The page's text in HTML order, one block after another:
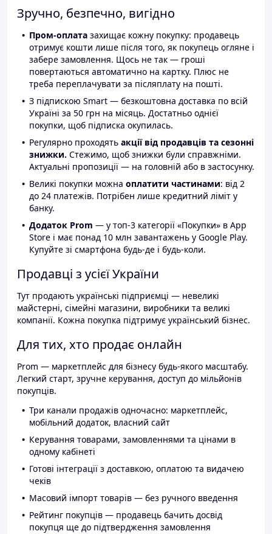
Зручно, безпечно, вигідно
Пром-оплата захищає кожну покупку: продавець
отримує кошти лише після того, як покупець огляне і
забере замовлення. Щось не так — гроші
повертаються автоматично на картку. Плюс не
треба переплачувати за післяплату на пошті.
З підпискою Smart — безкоштовна доставка по всій
Україні за 50 грн на місяць. Достатньо однієї
покупки, щоб підписка окупилась.
Регулярно проходять акції від продавців та сезонні
знижки. Стежимо, щоб знижки були справжніми.
Актуальні пропозиції — на головній або в застосунку.
Великі покупки можна оплатити частинами: від 2
до 24 платежів. Потрібен лише кредитний ліміт у
банку.
Додаток Prom — у топ-3 категорії «Покупки» в App
Store і має понад 10 млн завантажень у Google Play.
Купуйте зі смартфона будь-де і будь-коли.
Продавці з усієї України
Тут продають українські підприємці — невеликі
майстерні, сімейні магазини, виробники та великі
компанії. Кожна покупка підтримує український бізнес.
Для тих, хто продає онлайн
Prom — маркетплейс для бізнесу будь-якого масштабу.
Легкий старт, зручне керування, доступ до мільйонів
покупців.
Три канали продажів одночасно: маркетплейс,
мобільний додаток, власний сайт
Керування товарами, замовленнями та цінами в
одному кабінеті
Готові інтеграції з доставкою, оплатою та видачею
чеків
Масовий імпорт товарів — без ручного введення
Рейтинг покупців — продавець бачить досвід
покупця ще до підтвердження замовлення